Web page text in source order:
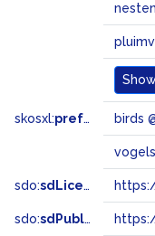
nesten
skosxl:prefLabel birds
vogels
sdo:sdLicense
sdo:sdPublisher